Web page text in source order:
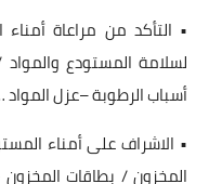
• التأكد من مراعاة أمناء
لسلامة المستودع
أسباب الرطوبة –عزل
• الاشراف على أمناء
المخزون / بطاقات المخزون